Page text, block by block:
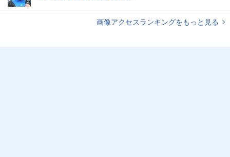
画像アクセスランキングをもっと見る